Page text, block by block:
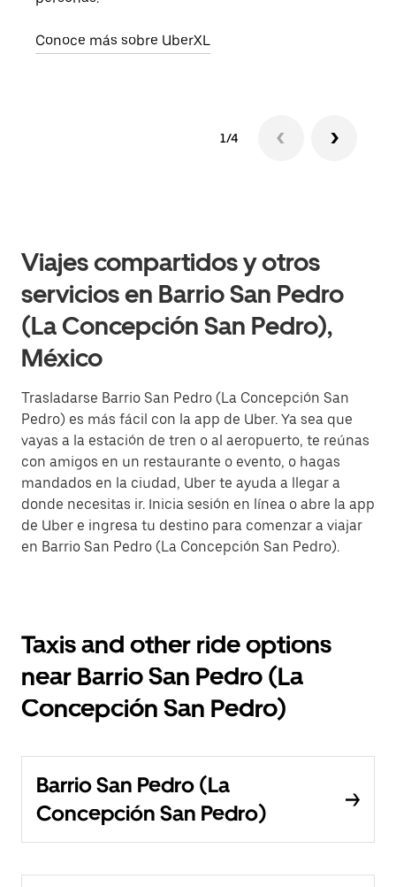
Conoce más sobre UberXL
1/4
Viajes compartidos y otros
servicios en Barrio San Pedro
(La Concepción San Pedro),
México
Trasladarse Barrio San Pedro (La Concepción San
Pedro) es más fácil con la app de Uber. Ya sea que
vayas a la estación de tren o al aeropuerto, te reúnas
con amigos en un restaurante o evento, o hagas
mandados en la ciudad, Uber te ayuda a llegar a
donde necesitas ir. Inicia sesión en línea o abre la app
de Uber e ingresa tu destino para comenzar a viajar
en Barrio San Pedro (La Concepción San Pedro).
Taxis and other ride options
near Barrio San Pedro (La
Concepción San Pedro)
Barrio San Pedro (La
Concepción San Pedro)